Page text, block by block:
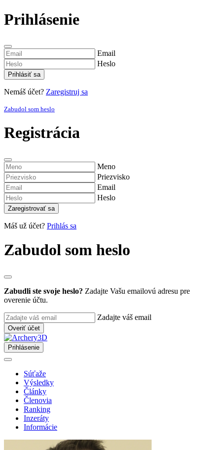
Prihlásenie
Email
Heslo
Prihlásiť sa
Nemáš účet? Zaregistruj sa
Zabudol som heslo
Registrácia
Meno
Priezvisko
Email
Heslo
Zaregistrovať sa
Máš už účet? Prihlás sa
Zabudol som heslo
Zabudli ste svoje heslo? Zadajte Vašu emailovú adresu pre
overenie účtu.
Zadajte váš email
Overiť účet
Prihlásenie
Súťaže
Výsledky
Články
Členovia
Ranking
Inzeráty
Informácie